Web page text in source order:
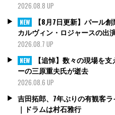
2026.08.8 UP
NEW
【8月7日更新】パール
カルヴィン・ロジャースの出
2026.08.7 UP
NEW
【追悼】数々の現場を
ーの三原重夫氏が逝去
2026.08.6 UP
吉田拓郎、7年ぶりの有観客
｜ドラムは村石雅行